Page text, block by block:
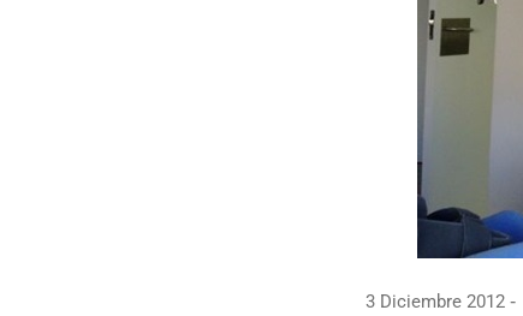
3 Diciembre 2012